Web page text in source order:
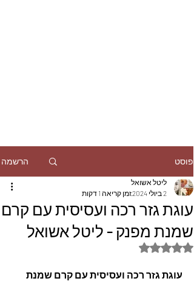
פוסט הרשמה
עוגת גזר רכה ועסיסית עם קרם
שמנת מפנק - ליטל אשואל
ליטל אשואל
2 ביולי 2024
זמן קריאה 1 דקות
דירוג של NaN מתוך 5 כוכבים
עוגת גזר רכה ועסיסית עם קרם שמנת